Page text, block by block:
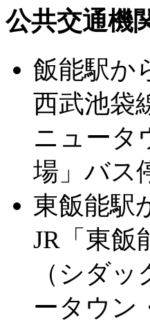
公共交通機
飯能駅か
西武池袋
ニュータ
場」バス
東飯能駅
JR「東飯
（シダ
ータウン